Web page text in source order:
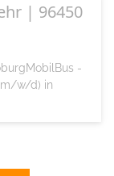
| 96450
-
w/d) in